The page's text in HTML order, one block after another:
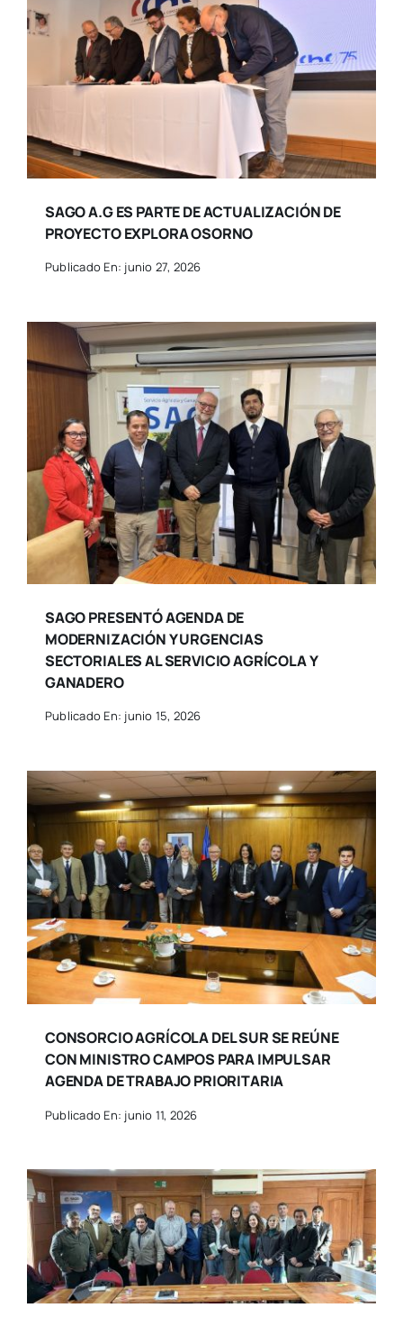
SAGO A.G ES PARTE DE ACTUALIZACIÓN DE
PROYECTO EXPLORA OSORNO
Publicado En: junio 27, 2026
SAGO PRESENTÓ AGENDA DE
MODERNIZACIÓN Y URGENCIAS
SECTORIALES AL SERVICIO AGRÍCOLA Y
GANADERO
Publicado En: junio 15, 2026
CONSORCIO AGRÍCOLA DEL SUR SE REÚNE
CON MINISTRO CAMPOS PARA IMPULSAR
AGENDA DE TRABAJO PRIORITARIA
Publicado En: junio 11, 2026